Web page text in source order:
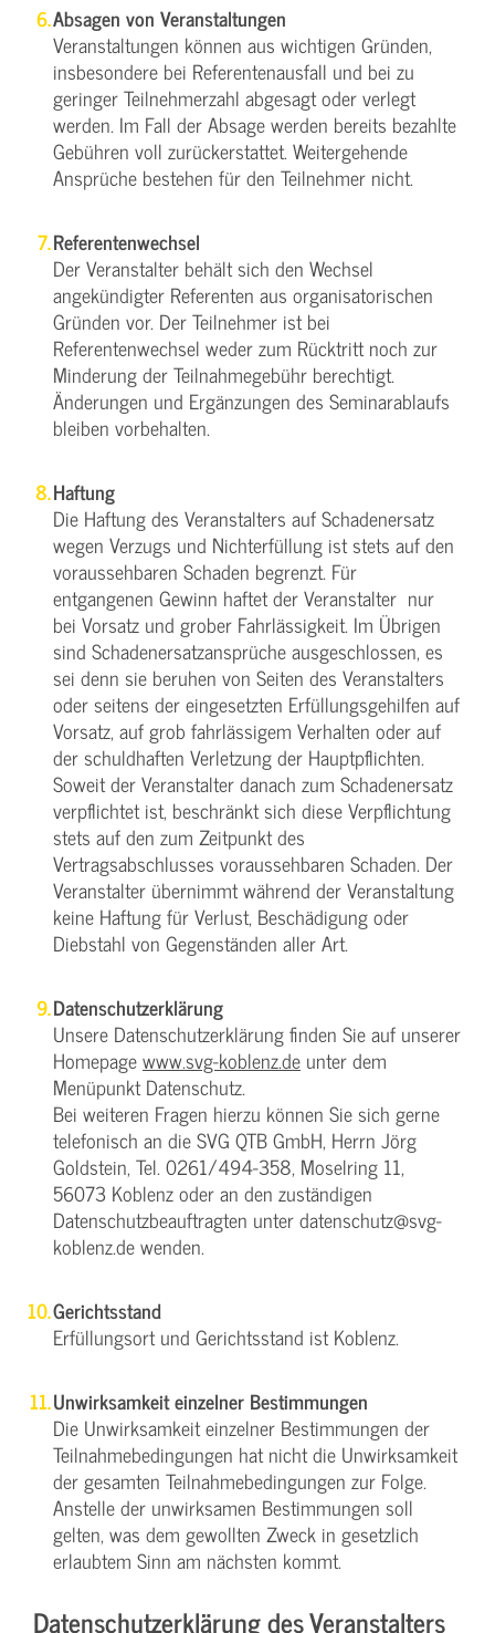
Absagen von Veranstaltungen
Veranstaltungen können aus wichtigen Gründen,
insbesondere bei Referentenausfall und bei zu
geringer Teilnehmerzahl abgesagt oder verlegt
werden. Im Fall der Absage werden bereits bezahlte
Gebühren voll zurückerstattet. Weitergehende
Ansprüche bestehen für den Teilnehmer nicht.
Referentenwechsel
Der Veranstalter behält sich den Wechsel
angekündigter Referenten aus organisatorischen
Gründen vor. Der Teilnehmer ist bei
Referentenwechsel weder zum Rücktritt noch zur
Minderung der Teilnahmegebühr berechtigt.
Änderungen und Ergänzungen des Seminarablaufs
bleiben vorbehalten.
Haftung
Die Haftung des Veranstalters auf Schadenersatz
wegen Verzugs und Nichterfüllung ist stets auf den
voraussehbaren Schaden begrenzt. Für
entgangenen Gewinn haftet der Veranstalter nur
bei Vorsatz und grober Fahrlässigkeit. Im Übrigen
sind Schadenersatzansprüche ausgeschlossen, es
sei denn sie beruhen von Seiten des Veranstalters
oder seitens der eingesetzten Erfüllungsgehilfen auf
Vorsatz, auf grob fahrlässigem Verhalten oder auf
der schuldhaften Verletzung der Hauptpflichten.
Soweit der Veranstalter danach zum Schadenersatz
verpflichtet ist, beschränkt sich diese Verpflichtung
stets auf den zum Zeitpunkt des
Vertragsabschlusses voraussehbaren Schaden. Der
Veranstalter übernimmt während der Veranstaltung
keine Haftung für Verlust, Beschädigung oder
Diebstahl von Gegenständen aller Art.
Datenschutzerklärung
Unsere Datenschutzerklärung finden Sie auf unserer
Homepagewww.svg-koblenz.de unter dem
Menüpunkt Datenschutz.
Bei weiteren Fragen hierzu können Sie sich gerne
telefonisch an die SVG QTB GmbH, Herrn Jörg
Goldstein, Tel. 0261/494-358, Moselring 11,
56073 Koblenz oder an den zuständigen
Datenschutzbeauftragten unter datenschutz@svg-
koblenz.de wenden.
Gerichtsstand
Erfüllungsort und Gerichtsstand ist Koblenz.
Unwirksamkeit einzelner Bestimmungen
Die Unwirksamkeit einzelner Bestimmungen der
Teilnahmebedingungen hat nicht die Unwirksamkeit
der gesamten Teilnahmebedingungen zur Folge.
Anstelle der unwirksamen Bestimmungen soll
gelten, was dem gewollten Zweck in gesetzlich
erlaubtem Sinn am nächsten kommt.
Datenschutzerklärung des Veranstalters